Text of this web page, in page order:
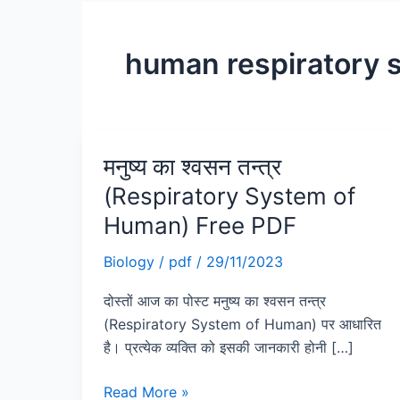
human respiratory
मनुष्य का श्वसन तन्त्र
(Respiratory System of
Human) Free PDF
Biology / pdf / 29/11/2023
दोस्तों आज का पोस्ट मनुष्य का श्वसन तन्त्र
(Respiratory System of Human) पर आधारित
है। प्रत्येक व्यक्ति को इसकी जानकारी होनी […]
मनुष्य
का
श्वसन
तन्त्र
(Respiratory
of
Human)
Free
Read More »